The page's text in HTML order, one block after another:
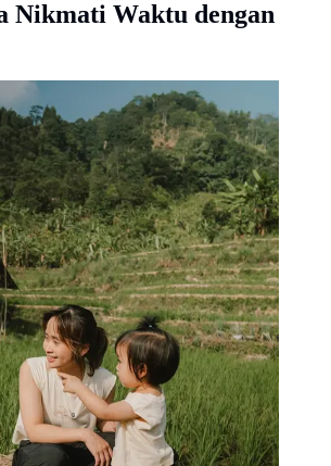
Nikmati Waktu dengan
anak main di sawah
gritteagathaa)